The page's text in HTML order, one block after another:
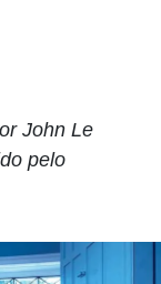
John Le
pelo